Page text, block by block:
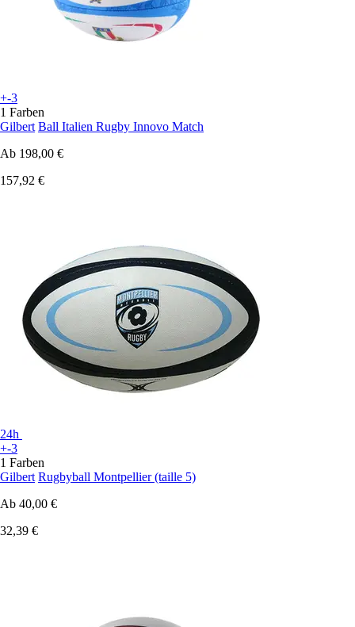
+-3
1 Farben
Gilbert Ball Italien Rugby Innovo Match
Ab 198,00 €
157,92 €
24h
+-3
1 Farben
Gilbert Rugbyball Montpellier (taille 5)
Ab 40,00 €
32,39 €